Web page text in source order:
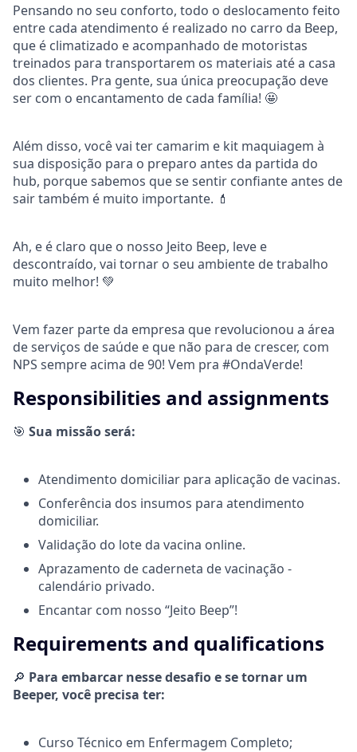
Pensando no seu conforto, todo o deslocamento feito
entre cada atendimento é realizado no carro da Beep,
que é climatizado e acompanhado de motoristas
treinados para transportarem os materiais até a casa
dos clientes. Pra gente, sua única preocupação deve
ser com o encantamento de cada família! 🤩
Além disso, você vai ter camarim e kit maquiagem à
sua disposição para o preparo antes da partida do
hub, porque sabemos que se sentir confiante antes de
sair também é muito importante. 💄
Ah, e é claro que o nosso Jeito Beep, leve e
descontraído, vai tornar o seu ambiente de trabalho
muito melhor! 💚
Vem fazer parte da empresa que revolucionou a área
de serviços de saúde e que não para de crescer, com
NPS sempre acima de 90! Vem pra #OndaVerde!
Responsibilities and assignments
🎯 Sua missão será:
Atendimento domiciliar para aplicação de vacinas.
Conferência dos insumos para atendimento
domiciliar.
Validação do lote da vacina online.
Aprazamento de caderneta de vacinação -
calendário privado.
Encantar com nosso “Jeito Beep”!
Requirements and qualifications
🔎 Para embarcar nesse desafio e se tornar um
Beeper, você precisa ter:
Curso Técnico em Enfermagem Completo;